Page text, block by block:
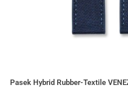
Pasek Hybrid Rubber-Textile